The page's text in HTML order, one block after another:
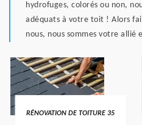
hydrofuges, colorés ou non,
adéquats à votre toit ! Alors
nous, nous sommes votre allié
RÉNOVATION DE TOITURE 35